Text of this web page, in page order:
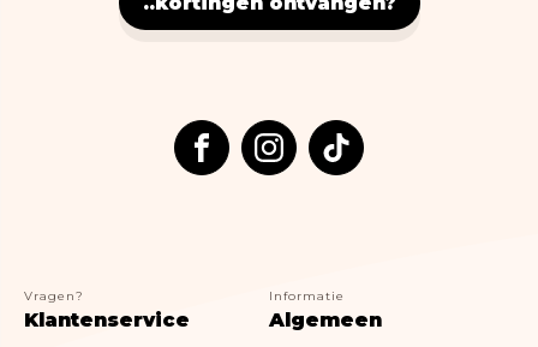
Vragen?
Klantenservice
Informatie
Algemeen